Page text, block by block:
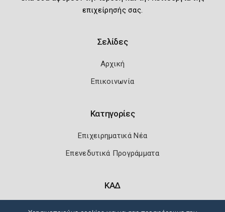
επιχείρησής σας.
Σελίδες
Αρχική
Επικοινωνία
Κατηγορίες
Επιχειρηματικά Νέα
Επενεδυτικά Προγράμματα
ΚΑΔ